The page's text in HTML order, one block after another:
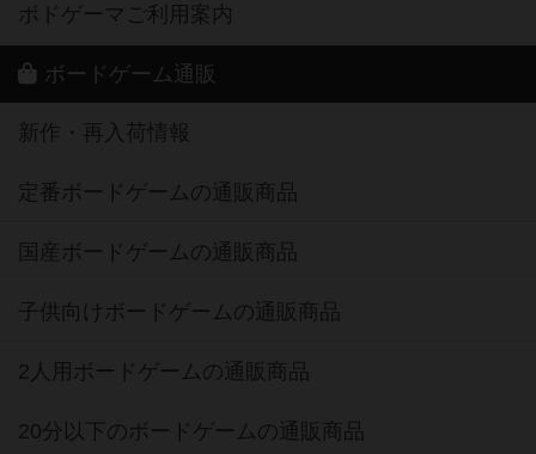
ボドゲーマご利用案内
ボードゲーム通販
新作・再入荷情報
定番ボードゲームの通販商品
国産ボードゲームの通販商品
子供向けボードゲームの通販商品
2人用ボードゲームの通販商品
20分以下のボードゲームの通販商品